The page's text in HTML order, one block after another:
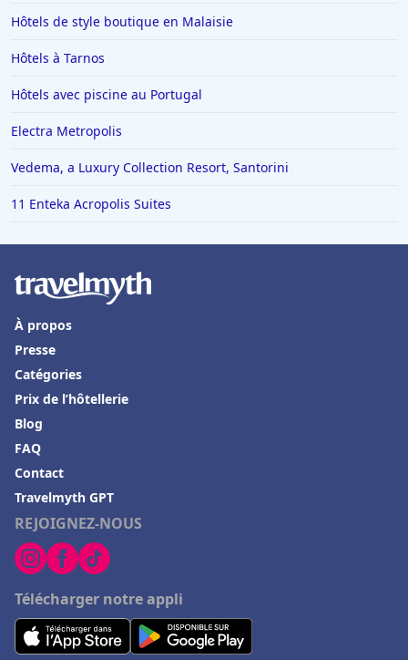
Hôtels de style boutique en Malaisie
Hôtels à Tarnos
Hôtels avec piscine au Portugal
Electra Metropolis
Vedema, a Luxury Collection Resort, Santorini
11 Enteka Acropolis Suites
REJOIGNEZ-NOUS
Télécharger notre appli
À propos
Presse
Catégories
Prix de l’hôtellerie
Blog
FAQ
Contact
Travelmyth GPT